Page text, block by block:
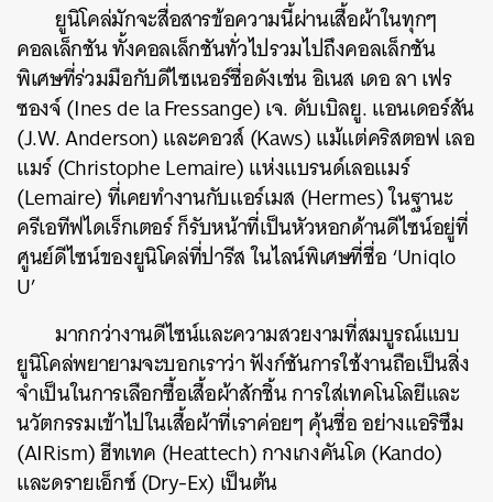
ยูนิโคล่มักจะสื่อสารข้อความนี้ผ่านเสื้อผ้าในทุกๆ
คอลเล็กชัน ทั้งคอลเล็กชันทั่วไปรวมไปถึงคอลเล็กชัน
พิเศษที่ร่วมมือกับดีไซเนอร์ชื่อดังเช่น อิเนส เดอ ลา เฟร
ซองจ์ (Ines de la Fressange) เจ. ดับเบิลยู. แอนเดอร์สัน
(J.W. Anderson) และคอวส์ (Kaws) แม้แต่คริสตอฟ เลอ
แมร์ (Christophe Lemaire) แห่งแบรนด์เลอแมร์
(Lemaire) ที่เคยทำงานกับแอร์เมส (Hermes) ในฐานะ
ครีเอทีฟไดเร็กเตอร์ ก็รับหน้าที่เป็นหัวหอกด้านดีไซน์อยู่ที่
ศูนย์ดีไซน์ของยูนิโคล่ที่ปารีส ในไลน์พิเศษที่ชื่อ ‘Uniqlo
U’
มากกว่างานดีไซน์และความสวยงามที่สมบูรณ์แบบ
ยูนิโคล่พยายามจะบอกเราว่า ฟังก์ชันการใช้งานถือเป็นสิ่ง
จำเป็นในการเลือกซื้อเสื้อผ้าสักชิ้น การใส่เทคโนโลยีและ
นวัตกรรมเข้าไปในเสื้อผ้าที่เราค่อยๆ คุ้นชื่อ อย่างแอริซึม
(AIRism) ฮีทเทค (Heattech) กางเกงคันโด (Kando)
และดรายเอ็กซ์ (Dry-Ex) เป็นต้น